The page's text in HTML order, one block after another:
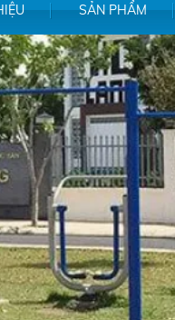
SẢN PHẨM